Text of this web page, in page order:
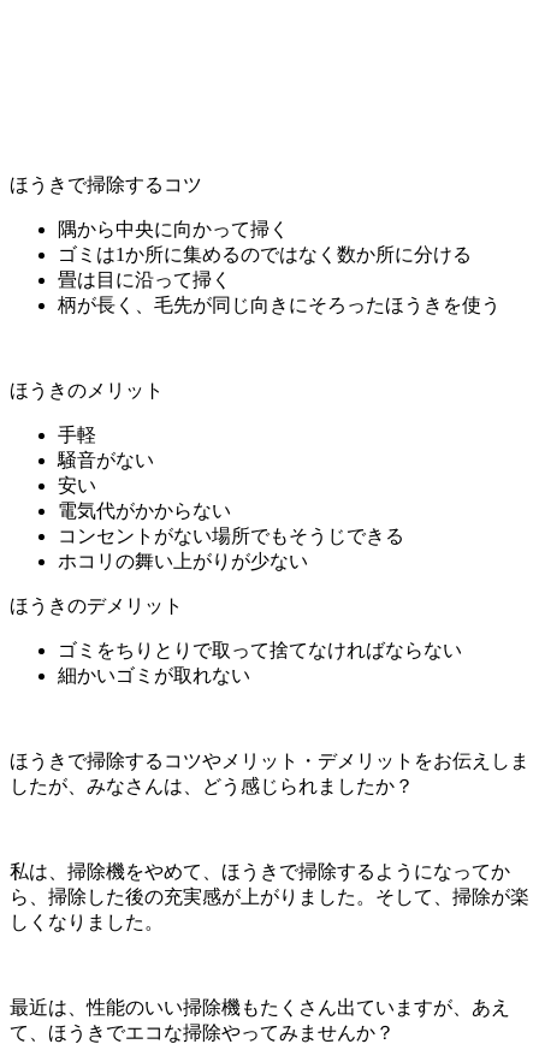
ほうきで掃除するコツ
隅から中央に向かって掃く
ゴミは1か所に集めるのではなく数か所に分ける
畳は目に沿って掃く
柄が長く、毛先が同じ向きにそろったほうきを使う
ほうきのメリット
手軽
騒音がない
安い
電気代がかからない
コンセントがない場所でもそうじできる
ホコリの舞い上がりが少ない
ほうきのデメリット
ゴミをちりとりで取って捨てなければならない
細かいゴミが取れない
ほうきで掃除するコツやメリット・デメリットをお伝えしま
したが、みなさんは、どう感じられましたか？
私は、掃除機をやめて、ほうきで掃除するようになってか
ら、掃除した後の充実感が上がりました。そして、掃除が楽
しくなりました。
最近は、性能のいい掃除機もたくさん出ていますが、あえ
て、ほうきでエコな掃除やってみませんか？